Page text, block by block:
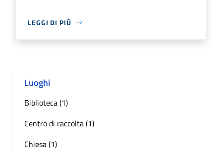
LEGGI DI PIÙ
Luoghi
Biblioteca (1)
Centro di raccolta (1)
Chiesa (1)